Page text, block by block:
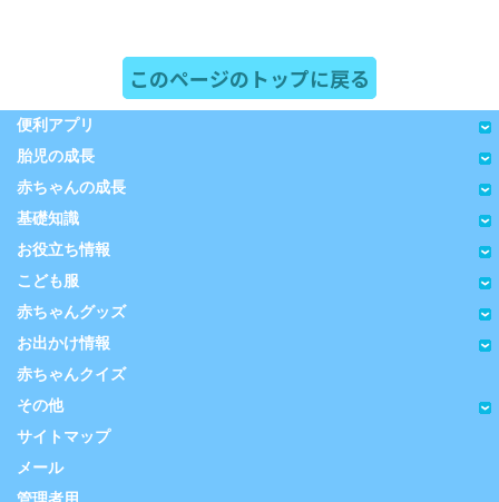
このページのトップに戻る
便利アプリ
胎児の成長
赤ちゃんの成長
基礎知識
お役立ち情報
こども服
赤ちゃんグッズ
お出かけ情報
赤ちゃんクイズ
その他
サイトマップ
メール